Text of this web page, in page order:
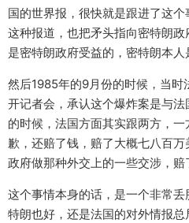
国的世界报，很快就是跟进了这
这种报道，也把矛头指向密特朗
是密特朗政府受益的，密特朗本人
然后1985年的9月份的时候，当
开记者会，承认这个爆炸案是与
的时候，法国方面其实跟两方，
歉，还赔了钱，赔了大概七八百
政府做那种外交上的一些交涉，赔
这个事情本身的话，是一个非常
特朗也好，还是法国的对外情报